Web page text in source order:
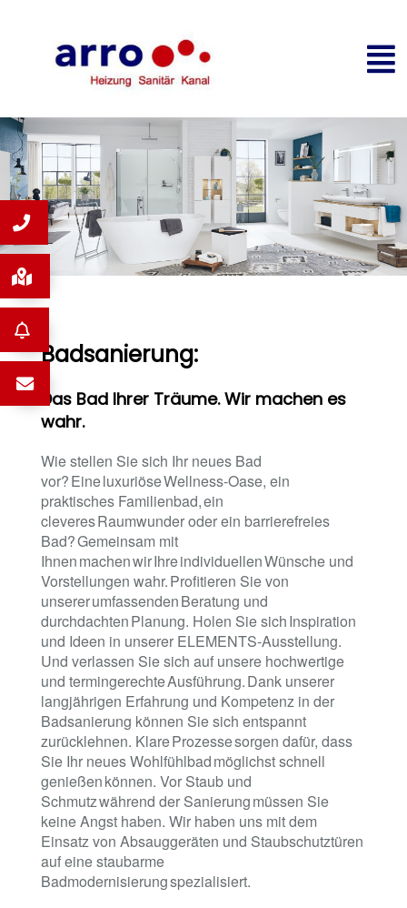
Badsanierung:
Das Bad Ihrer Träume. Wir machen es
wahr.
Wie stellen Sie sich Ihr neues Bad
vor? Eine luxuriöse Wellness-Oase, ein
praktisches Familienbad, ein
cleveres Raumwunder oder ein barrierefreies
Bad? Gemeinsam mit
Ihnen machen wir Ihre individuellen Wünsche und
Vorstellungen wahr. Profitieren Sie von
unserer umfassenden Beratung und
durchdachten Planung. Holen Sie sich Inspiration
und Ideen in unserer ELEMENTS-Ausstellung.
Und verlassen Sie sich auf unsere hochwertige
und termingerechte Ausführung. Dank unserer
langjährigen Erfahrung und Kompetenz in der
Badsanierung können Sie sich entspannt
zurücklehnen. Klare Prozesse sorgen dafür, dass
Sie Ihr neues Wohlfühlbad möglichst schnell
genießen können. Vor Staub und
Schmutz während der Sanierung müssen Sie
keine Angst haben. Wir haben uns mit dem
Einsatz von Absauggeräten und Staubschutztüren
auf eine staubarme
Badmodernisierung spezialisiert.